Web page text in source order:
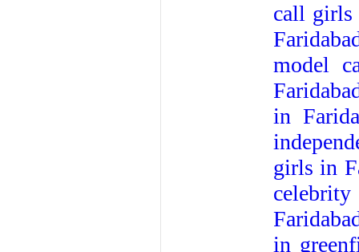
call girls
model
in
girls in
in